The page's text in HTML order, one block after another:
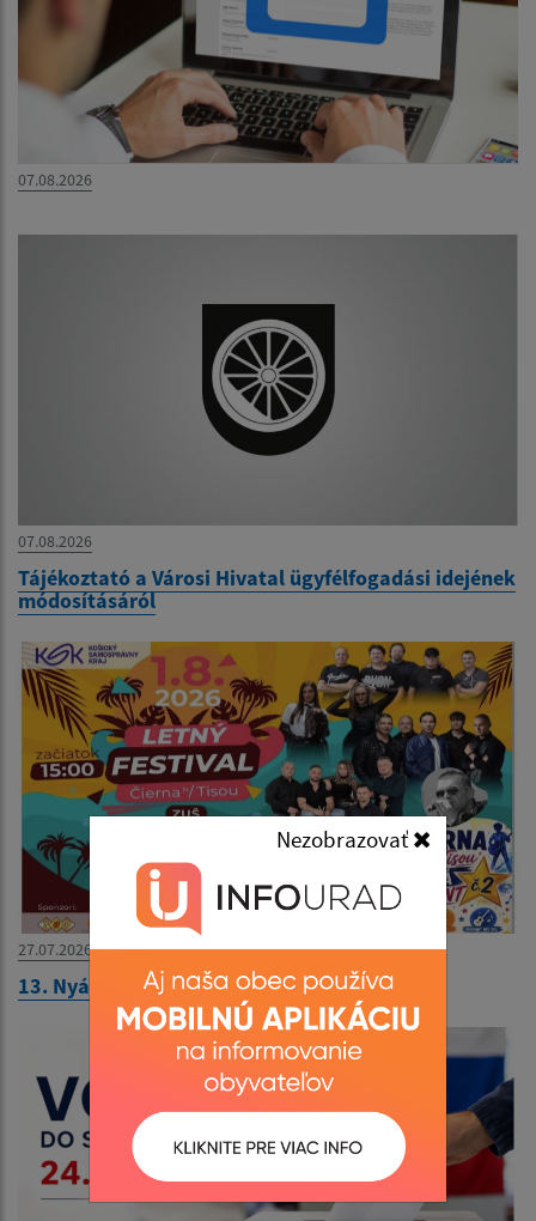
07.08.2026
07.08.2026
Tájékoztató a Városi Hivatal ügyfélfogadási idejének
módosításáról
27.07.2026
13. Nyári Fesztivál
Nezobrazovať